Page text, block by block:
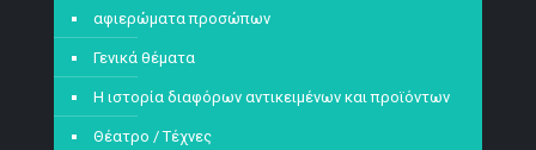
αφιερώματα προσώπων
Γενικά θέματα
Η ιστορία διαφόρων αντικειμένων και προϊόντων
Θέατρο / Τέχνες